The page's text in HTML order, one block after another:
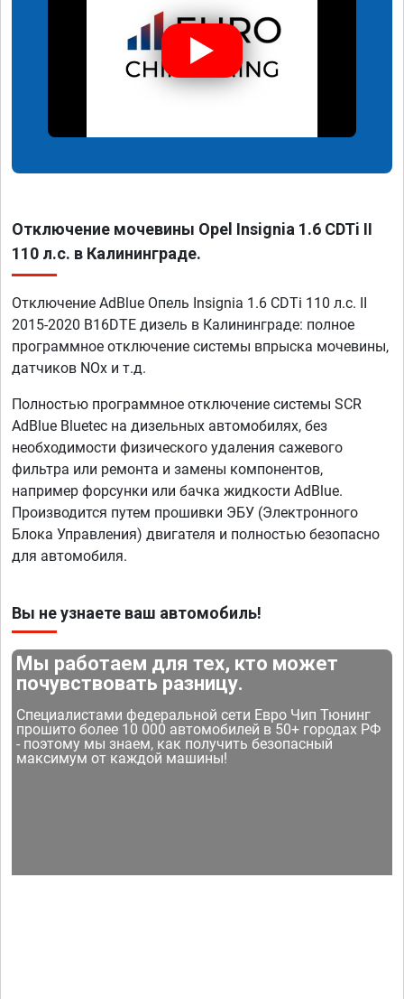
Отключение мочевины Opel Insignia 1.6 CDTi II
110 л.с. в Калининграде.
Отключение AdBlue Опель Insignia 1.6 CDTi 110 л.с. II
2015-2020 B16DTE дизель в Калининграде: полное
программное отключение системы впрыска мочевины,
датчиков NOx и т.д.
Полностью программное отключение системы SCR
AdBlue Bluetec на дизельных автомобилях, без
необходимости физического удаления сажевого
фильтра или ремонта и замены компонентов,
например форсунки или бачка жидкости AdBlue.
Производится путем прошивки ЭБУ (Электронного
Блока Управления) двигателя и полностью безопасно
для автомобиля.
Вы не узнаете ваш автомобиль!
Мы работаем для тех, кто может
почувствовать разницу.
Специалистами федеральной сети Евро Чип Тюнинг
прошито более 10 000 автомобилей в 50+ городах РФ
- поэтому мы знаем, как получить безопасный
максимум от каждой машины!